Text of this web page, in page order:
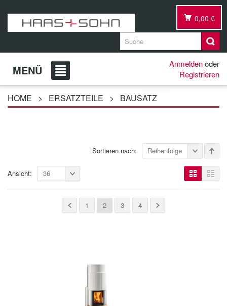
0,00 €
MENÜ Anmeldenoder
Registrieren
HOME > ERSATZTEILE > BAUSATZ
Sortieren nach: Reihenfolge
1 2 3 4
Ansicht: 36